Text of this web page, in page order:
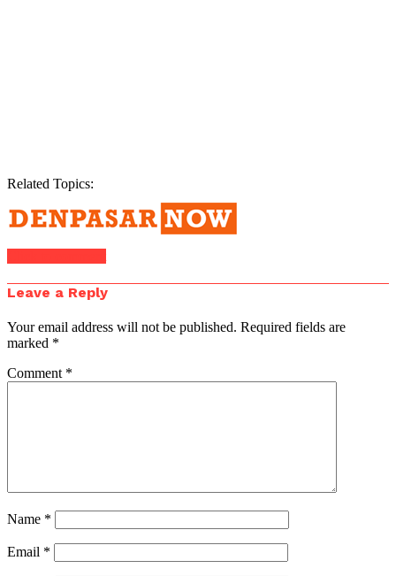
Related Topics:
Leave a Reply
Your email address will not be published. Required fields are
marked *
Comment *
Name *
Email *